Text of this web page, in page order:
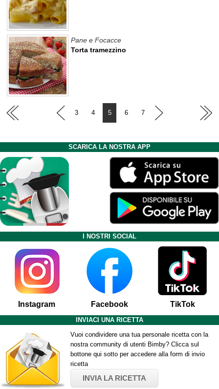
Torta tramezzino
Pane e Focacce
3 4 5 6 7
SCARICA LA NOSTRA APP
I NOSTRI SOCIAL
Instagram Facebook TikTok
INVIACI UNA RICETTA
Vuoi condividere una tua personale ricetta con la
nostra community di utenti Bimby? Clicca sul
bottone qui sotto per accedere alla form di invio
ricetta
INVIA LA RICETTA